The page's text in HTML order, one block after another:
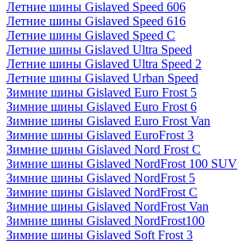
Летние шины Gislaved Speed 606
Летние шины Gislaved Speed 616
Летние шины Gislaved Speed C
Летние шины Gislaved Ultra Speed
Летние шины Gislaved Ultra Speed 2
Летние шины Gislaved Urban Speed
Зимние шины Gislaved Euro Frost 5
Зимние шины Gislaved Euro Frost 6
Зимние шины Gislaved Euro Frost Van
Зимние шины Gislaved EuroFrost 3
Зимние шины Gislaved Nord Frost C
Зимние шины Gislaved NordFrost 100 SUV
Зимние шины Gislaved NordFrost 5
Зимние шины Gislaved NordFrost C
Зимние шины Gislaved NordFrost Van
Зимние шины Gislaved NordFrost100
Зимние шины Gislaved Soft Frost 3